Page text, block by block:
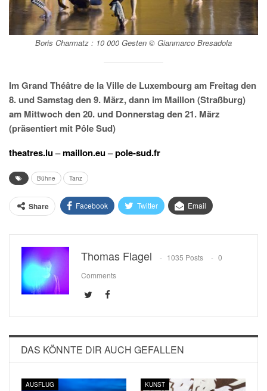
Boris Charmatz : 10 000 Gesten © Gianmarco Bresadola
Im Grand Théâtre de la Ville de Luxembourg am Freitag den
8. und Samstag den 9. März, dann im Maillon (Straßburg)
am Mittwoch den 20. und Donnerstag den 21. März
(präsentiert mit Pôle Sud)
theatres.lu–maillon.eu–pole-sud.fr
Bühne Tanz
Share Facebook Twitter Email
Thomas Flagel 1035 Posts
0
Comments
DAS KÖNNTE DIR AUCH GEFALLEN
AUSFLUG KUNST